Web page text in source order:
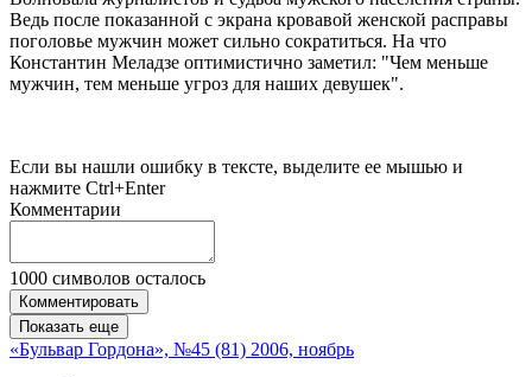
Ведь после показанной с экрана кровавой женской расправы
поголовье мужчин может сильно сократиться. На что
Константин Меладзе оптимистично заметил: "Чем меньше
мужчин, тем меньше угроз для наших девушек".
Если вы нашли ошибку в тексте, выделите ее мышью и
нажмите Ctrl+Enter
Комментарии
1000 символов осталось
Комментировать
Показать еще
«Бульвар Гордона», №45 (81) 2006, ноябрь